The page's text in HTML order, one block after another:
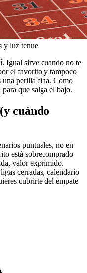
y luz tenue
Igual sirve cuando no te
el favorito y tampoco
una perilla fina. Como
que salga el bajo.
cuándo
puntuales, no en
está sobrecomprado
valor exprimido.
cerradas, calendario
cubrirte del empate